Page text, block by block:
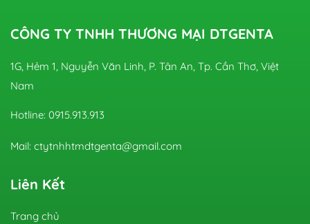
CÔNG TY TNHH THƯƠNG MẠI DTGENTA
1G, Hẻm 1, Nguyễn Văn Linh, P. Tân An, Tp. Cần Thơ, Việt
Nam
Hotline: 0915.913.913
Mail: ctytnhhtmdtgenta@gmail.com
Liên Kết
Trang chủ